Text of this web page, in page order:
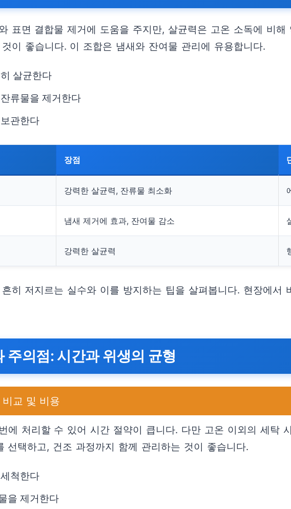
표면 결합물 제거에 도움을 주지만, 살균력은 고온 소독에 비
이 좋습니다. 이 조합은 냄새와 잔여물 관리에 유용합니다.
살균한다
류물을 제거한다
관한다
장점
강력한 살균력, 잔류물 최소화
냄새 제거에 효과, 잔여물 감소
강력한 살균력
히 저지르는 실수와 이를 방지하는 팁을 살펴봅니다. 현장에서
주의점: 시간과 위생의 균형
교 및 비용
에 처리할 수 있어 시간 절약이 큽니다. 다만 고온 이외의 세탁
선택하고, 건조 과정까지 함께 관리하는 것이 좋습니다.
척한다
을 제거한다